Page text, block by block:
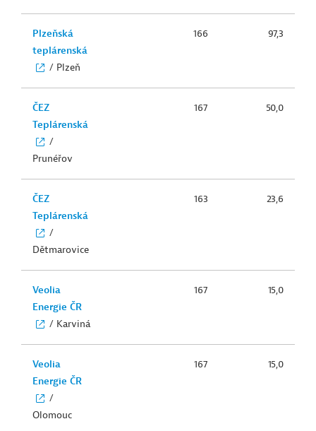
Plzeňská
teplárenská
/ Plzeň
166 97,3
ČEZ
Teplárenská
/
Prunéřov
167 50,0
ČEZ
Teplárenská
/
Dětmarovice
163 23,6
Veolia
Energie ČR
/ Karviná
167 15,0
Veolia
Energie ČR
/
Olomouc
167 15,0